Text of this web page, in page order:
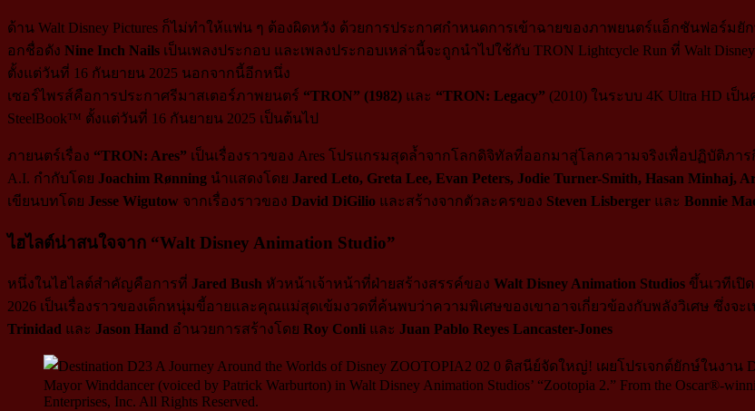
ด้าน Walt Disney Pictures ก็ไม่ทำให้แฟน ๆ ต้องผิดหวัง ด้วยการประกาศกำหนดการเข้าฉายของภาพยนตร์แอ็กชันฟอร์มยั
อกชื่อดัง Nine Inch Nails เป็นเพลงประกอบ และเพลงประกอบเหล่านี้จะถูกนำไปใช้กับ TRON Lightcycle Run ที่ Walt
ตั้งแต่วันที่ 16 กันยายน 2025 นอกจากนี้อีกหนึ่ง
เซอร์ไพรส์คือการประกาศรีมาสเตอร์ภาพยนตร์ “TRON” (1982) และ “TRON: Legacy” (2010) ในระบบ 4K Ultra HD เ
SteelBook™ ตั้งแต่วันที่ 16 กันยายน 2025 เป็นต้นไป
ภายนตร์เรื่อง “TRON: Ares” เป็นเรื่องราวของ Ares โปรแกรมสุดล้ำจากโลกดิจิทัลที่ออกมาสู่โลกความจริงเพื่อปฏิบัติ
A.I. กำกับโดย Joachim Rønning นำแสดงโดย Jared Leto, Greta Lee, Evan Peters, Jodie Turner-Smith, Hasan Minhaj,
เขียนบทโดย Jesse Wigutow จากเรื่องราวของ David DiGilio และสร้างจากตัวละครของ Steven Lisberger และ Bonnie
ไฮไลต์น่าสนใจจาก “Walt Disney Animation Studio”
หนึ่งในไฮไลต์สำคัญคือการที่ Jared Bush หัวหน้าเจ้าหน้าที่ฝ่ายสร้างสรรค์ของ Walt Disney Animation Studios ขึ้นเวทีเปิ
2026 เป็นเรื่องราวของเด็กหนุ่มขี้อายและคุณแม่สุดเข้มงวดที่ค้นพบว่าความพิเศษของเขาอาจเกี่ยวข้องกับพลังวิเศษ ซึ่งจ
Trinidad และ Jason Hand อำนวยการสร้างโดย Roy Conli และ Juan Pablo Reyes Lancaster-Jones
Mayor Winddancer (voiced by Patrick Warburton) in Walt Disney Animation Studios’ “Zootopia 2.” From the Oscar®-
Enterprises, Inc. All Rights Reserved.